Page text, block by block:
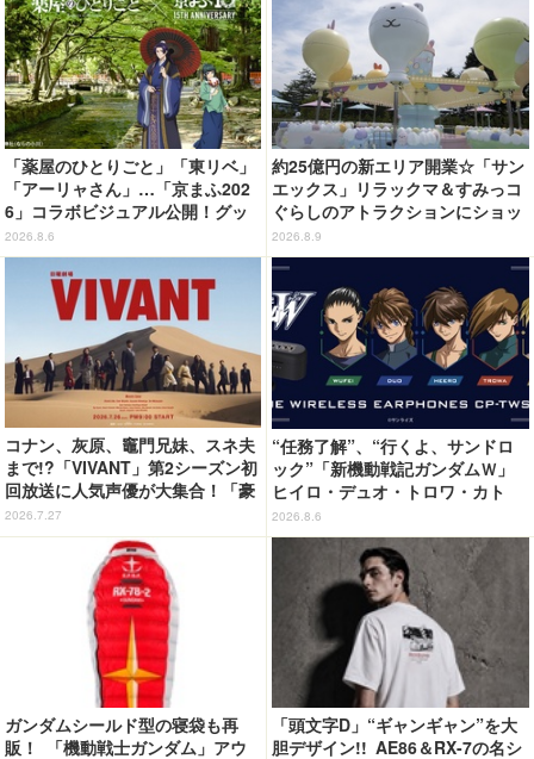
「薬屋のひとりごと」「東リベ」
「アーリャさん」…「京まふ202
6」コラボビジュアル公開！グッ
ズなどの最新情報も
2026.8.6
約25億円の新エリア開業☆「サン
エックス」リラックマ＆すみっコ
ぐらしのアトラクションにショッ
プ、レストランも！「富士急ハイ
ランド」内【レポート】
2026.8.9
コナン、灰原、竈門兄妹、スネ夫
まで!?「VIVANT」第2シーズン初
回放送に人気声優が大集合！「豪
華すぎる」花江夏樹＆鬼頭明里＆
関智一＆高山みなみら出演
2026.7.27
“任務了解”、“行くよ、サンドロ
ック”「新機動戦記ガンダムＷ」
ヒイロ・デュオ・トロワ・カト
ル・五飛の声がする…！ 新規録
り下ろしボイス搭載のワイヤレス
イヤホンが登場
2026.8.6
ガンダムシールド型の寝袋も再
販！ 「機動戦士ガンダム」アウ
「頭文字D」“ギャンギャン”を大
胆デザイン!! AE86＆RX-7の名シ